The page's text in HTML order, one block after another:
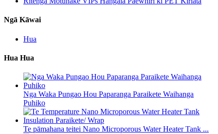
Ngā Kāwai
Hua
Hua Hua
Nga Waka Pungao Hou Paparanga Paraikete Waihanga
Puhiko
Te pāmahana teitei Nano Microporous Water Heater Tank ...